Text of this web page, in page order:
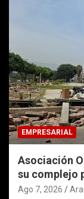
EMPRESARIAL
Asociación
su complejo
Ago 7, 2026